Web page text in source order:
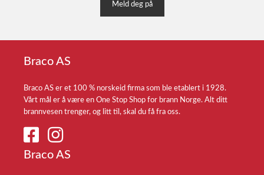
Meld deg på
Braco AS
Braco AS er et 100 % norskeid firma som ble etablert i 1928.
Vårt mål er å være en One Stop Shop for brann Norge. Alt ditt
brannvesen trenger, og litt til, skal du få fra oss.
Braco AS